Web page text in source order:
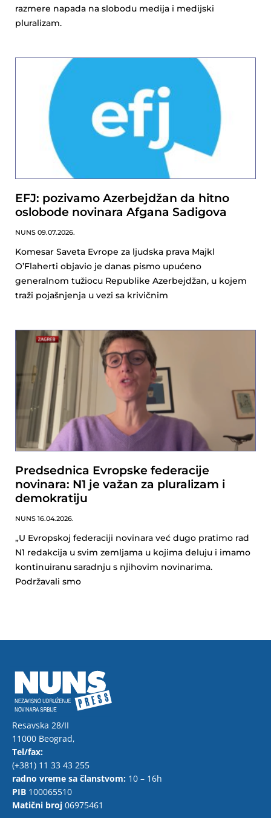
razmere napada na slobodu medija i medijski
pluralizam.
EFJ: pozivamo Azerbejdžan da hitno
oslobode novinara Afgana Sadigova
NUNS 09.07.2026.
Komesar Saveta Evrope za ljudska prava Majkl
O’Flaherti objavio je danas pismo upućeno
generalnom tužiocu Republike Azerbejdžan, u kojem
traži pojašnjenja u vezi sa krivičnim
Predsednica Evropske federacije
novinara: N1 je važan za pluralizam i
demokratiju
NUNS 16.04.2026.
„U Evropskoj federaciji novinara već dugo pratimo rad
N1 redakcija u svim zemljama u kojima deluju i imamo
kontinuiranu saradnju s njihovim novinarima.
Podržavali smo
Resavska 28/II
11000 Beograd,
Tel/fax:
(+381) 11 33 43 255
radno vreme sa članstvom: 10 – 16h
PIB 100065510
Matični broj 06975461